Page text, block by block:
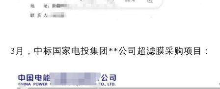
3月，中标国家电投集团**公司超滤膜采购项目：